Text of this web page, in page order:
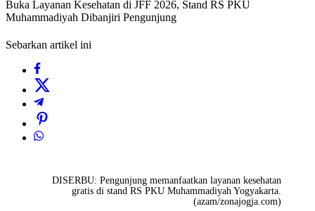
Buka Layanan Kesehatan di JFF 2026, Stand RS PKU
Muhammadiyah Dibanjiri Pengunjung
Sebarkan artikel ini
DISERBU: Pengunjung memanfaatkan layanan kesehatan
gratis di stand RS PKU Muhammadiyah Yogyakarta.
(azam/zonajogja.com)